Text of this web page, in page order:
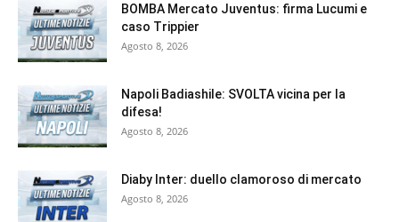
BOMBA Mercato Juventus: firma Lucumi e
caso Trippier
Agosto 8, 2026
Napoli Badiashile: SVOLTA vicina per la
difesa!
Agosto 8, 2026
Diaby Inter: duello clamoroso di mercato
Agosto 8, 2026